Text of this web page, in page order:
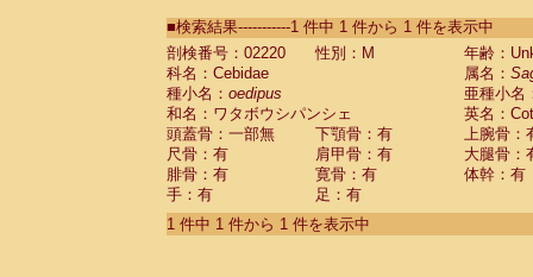
CebidaeSaguinus labiatus(0)
Cebidae Saguinus leucopus (0)
Cebidae
Cebidae
CebidaeSaguinus nigricollis (0)
Cebidae Saguinus oedipus
Cebidae Saguinus weddelli
Cebidae Saguinusspp.
Cebidae Aotus trivirgatus
Cebidae Cebus albifrons
■検索結果-----------1 件中 1 件から 1 件を表示中
剖検番号：02220
性別：M
年齢：
科名：Cebidae
属名：
種小名： oedipus
亜種小名
和名：ワタボウシパンシェ
英名：
頭蓋骨：一部無
下顎骨：有
上腕骨：
尺骨：有
肩甲骨：有
大腿骨：
腓骨：有
寛骨：有
体幹：有
手：有
足：有
1 件中 1 件から 1 件を表示中